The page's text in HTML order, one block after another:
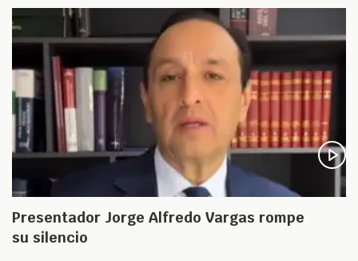
Presentador Jorge Alfredo Vargas rompe
su silencio